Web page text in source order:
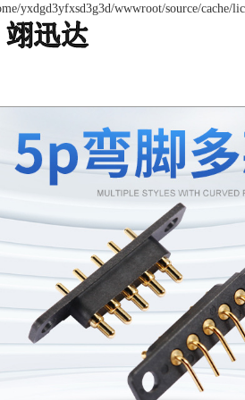
yxdgd3yfxsd3g3d/wwwroot/source/cache/